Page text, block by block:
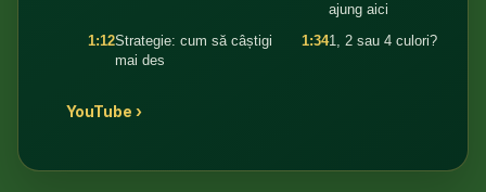
ajung aici
1:12Strategie: cum să câștigi
mai des
1:341, 2 sau 4 culori?
YouTube ›